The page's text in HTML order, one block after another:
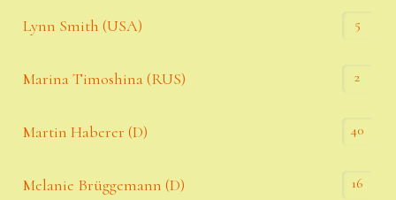
Lynn Smith (USA) 5
Marina Timoshina (RUS) 2
Martin Haberer (D) 40
Melanie Brüggemann (D) 16